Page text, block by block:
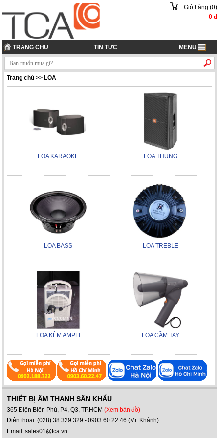
Giỏ hàng (0)
0đ
TRANG CHỦ TIN TỨC MENU
Trang chủ >>LOA
LOA KARAOKE LOA THÙNG
LOA BASS LOA TREBLE
LOA KÈM AMPLI LOA CẦM TAY
THIẾT BỊ ÂM THANH SÂN KHẤU
365 Điện Biên Phủ, P4, Q3, TP.HCM(Xem bản đồ)
Điện thoại :(028) 38 329 329 - 0903.60.22.46 (Mr. Khánh)
Email: sales01@tca.vn